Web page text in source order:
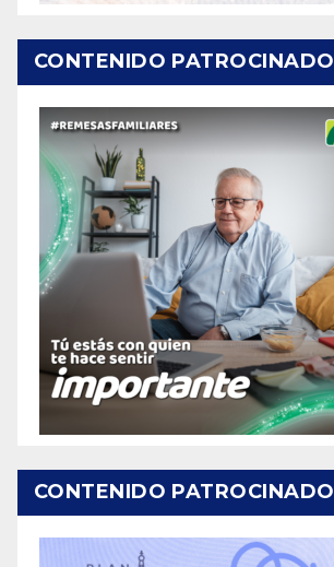
CONTENIDO PATROCINADO
CONTENIDO PATROCINADO